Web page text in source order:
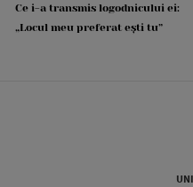
Ce i-a transmis logodnicului ei:
„Locul meu preferat ești tu”